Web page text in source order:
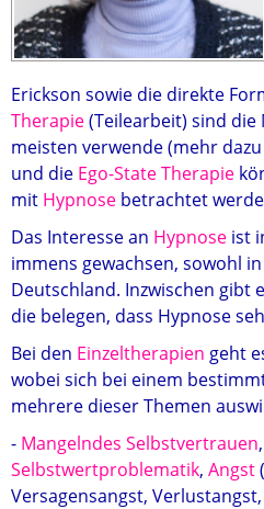
Erickson sowie die direkte
Therapie(Teilearbeit) sind
meisten verwende (mehr
und die Ego-State Therapie
mit Hypnose betrachtet
Das Interesse an Hypnose ist
immens gewachsen, sowohl
Deutschland. Inzwischen gibt
die belegen, dass Hypnose
Bei den Einzeltherapien geht
wobei sich bei einem
mehrere dieser Themen
- Mangelndes Selbstvertrauen,
Selbstwertproblematik, Angst
Versagensangst,